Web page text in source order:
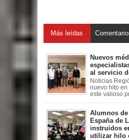
Más leídas
Nuevos
al servicio
Noticias
nuevo hito en
este valioso
Alumnos
España de
instruidos
utilizar hilo